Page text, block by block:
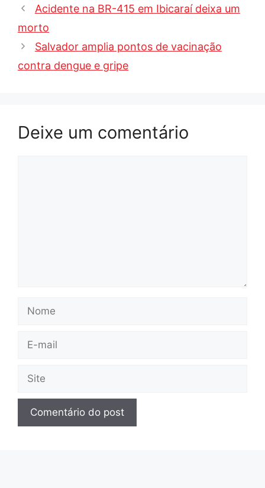
Acidente na BR-415 em Ibicaraí deixa um
morto
Salvador amplia pontos de vacinação
contra dengue e gripe
Deixe um comentário
Nome
E-
Site